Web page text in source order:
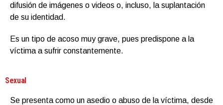
difusión de imágenes o videos o, incluso, la suplantación
de su identidad.
Es un tipo de acoso muy grave, pues predispone a la
víctima a sufrir constantemente.
Sexual
Se presenta como un asedio o abuso de la víctima, desde